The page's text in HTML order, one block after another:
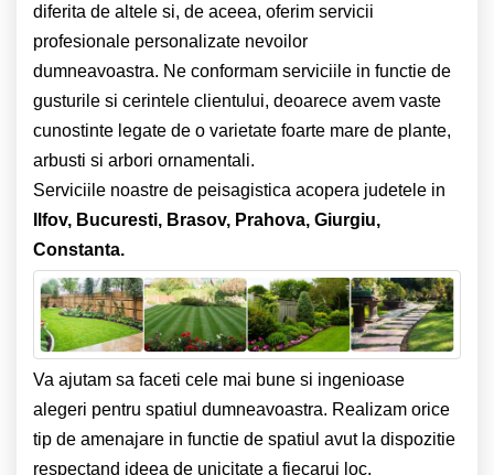
diferita de altele si, de aceea, oferim servicii
profesionale personalizate nevoilor
dumneavoastra. Ne conformam serviciile in functie de
gusturile si cerintele clientului, deoarece avem vaste
cunostinte legate de o varietate foarte mare de plante,
arbusti si arbori ornamentali.
Serviciile noastre de peisagistica acopera judetele in
Ilfov, Bucuresti, Brasov, Prahova, Giurgiu,
Constanta.
Va ajutam sa faceti cele mai bune si ingenioase
alegeri pentru spatiul dumneavoastra. Realizam orice
tip de amenajare in functie de spatiul avut la dispozitie
respectand ideea de unicitate a fiecarui loc.